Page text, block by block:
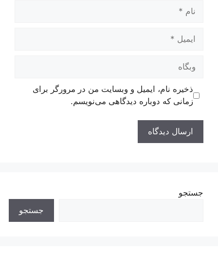
ایمیل
وبگاه
ذخیره نام، ایمیل و وبسایت من در مرورگر برای
زمانی که دوباره دیدگاهی می‌نویسم.
جستجو
جستجو